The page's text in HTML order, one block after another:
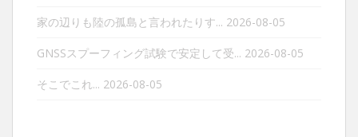
家の辺りも陸の孤島と言われたりす... 2026-08-05
GNSSスプーフィング試験で安定して受... 2026-08-05
そこでこれ... 2026-08-05